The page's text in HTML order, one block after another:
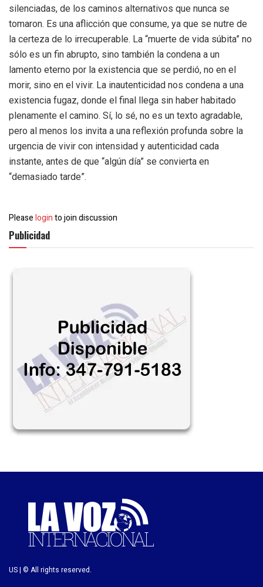
silenciadas, de los caminos alternativos que nunca se
tomaron. Es una aflicción que consume, ya que se nutre de
la certeza de lo irrecuperable. La “muerte de vida súbita” no
sólo es un fin abrupto, sino también la condena a un
lamento eterno por la existencia que se perdió, no en el
morir, sino en el vivir. La inautenticidad nos condena a una
existencia fugaz, donde el final llega sin haber habitado
plenamente el camino. Sí, lo sé, no es un texto agradable,
pero al menos los invita a una reflexión profunda sobre la
urgencia de vivir con intensidad y autenticidad cada
instante, antes de que “algún día” se convierta en
“demasiado tarde”.
Pleaseloginto join discussion
Publicidad
US | © All rights reserved.